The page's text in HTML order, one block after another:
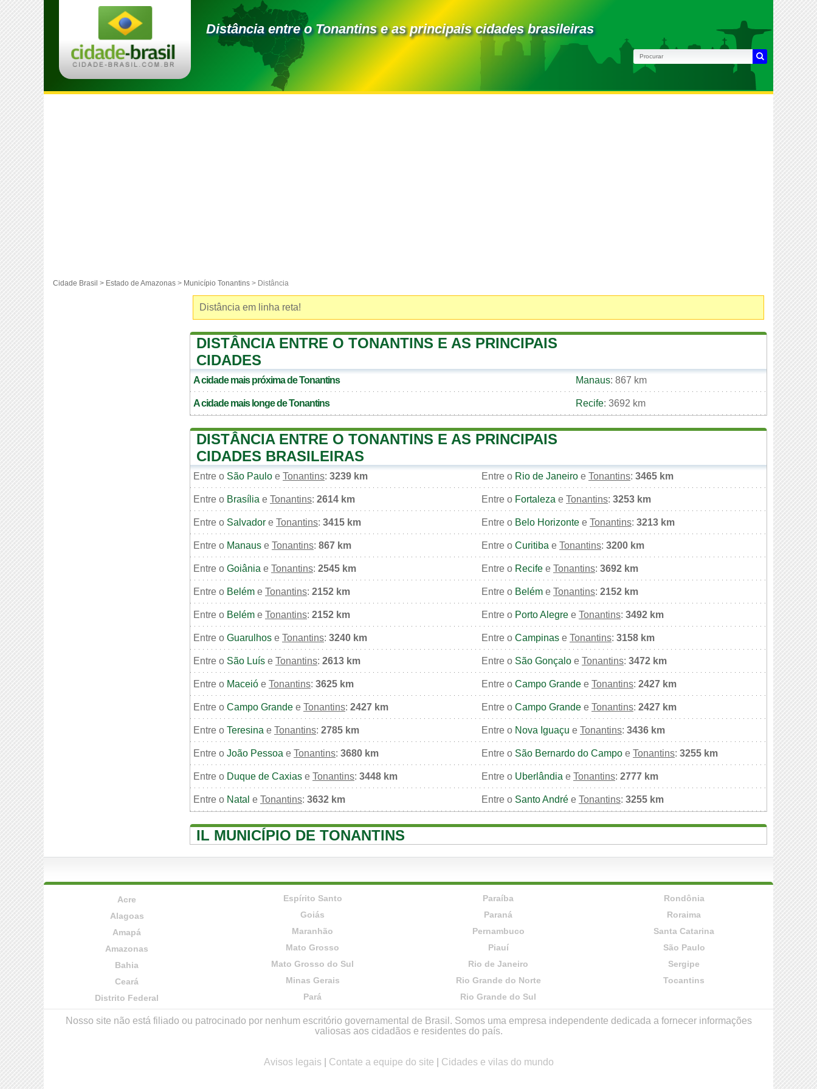
Distância entre o Tonantins e as principais cidades brasileiras
Cidade Brasil > Estado de Amazonas > Município Tonantins > Distância
Distância em linha reta!
DISTÂNCIA ENTRE O TONANTINS E AS PRINCIPAIS
CIDADES
A cidade mais próxima deTonantins Manaus: 867 km
A cidade mais longe deTonantins Recife: 3692 km
DISTÂNCIA ENTRE O TONANTINS E AS PRINCIPAIS
CIDADES BRASILEIRAS
Entre o São Paulo e Tonantins: 3239 km Entre o Rio de Janeiro e Tonantins: 3465 km
Entre o Brasília e Tonantins: 2614 km Entre o Fortaleza e Tonantins: 3253 km
Entre o Salvador e Tonantins: 3415 km Entre o Belo Horizonte e Tonantins: 3213 km
Entre o Manaus e Tonantins: 867 km Entre o Curitiba e Tonantins: 3200 km
Entre o Goiânia e Tonantins: 2545 km Entre o Recife e Tonantins: 3692 km
Entre o Belém e Tonantins: 2152 km Entre o Belém e Tonantins: 2152 km
Entre o Belém e Tonantins: 2152 km Entre o Porto Alegre e Tonantins: 3492 km
Entre o Guarulhos e Tonantins: 3240 km Entre o Campinas e Tonantins: 3158 km
Entre o São Luís e Tonantins: 2613 km Entre o São Gonçalo e Tonantins: 3472 km
Entre o Maceió e Tonantins: 3625 km Entre o Campo Grande e Tonantins: 2427 km
Entre o Campo Grande e Tonantins: 2427 km Entre o Campo Grande e Tonantins: 2427 km
Entre o Teresina e Tonantins: 2785 km Entre o Nova Iguaçu e Tonantins: 3436 km
Entre o João Pessoa e Tonantins: 3680 km Entre o São Bernardo do Campo e Tonantins: 3255 km
Entre o Duque de Caxias e Tonantins: 3448 km Entre o Uberlândia e Tonantins: 2777 km
Entre o Natal e Tonantins: 3632 km Entre o Santo André e Tonantins: 3255 km
IL MUNICÍPIO DE TONANTINS
Acre
Alagoas
Amapá
Amazonas
Bahia
Ceará
Distrito Federal
Espírito Santo
Goiás
Maranhão
Mato Grosso
Mato Grosso do Sul
Minas Gerais
Pará
Paraíba
Paraná
Pernambuco
Piauí
Rio de Janeiro
Rio Grande do Norte
Rio Grande do Sul
Rondônia
Roraima
Santa Catarina
São Paulo
Sergipe
Tocantins
Nosso site não está filiado ou patrocinado por nenhum escritório governamental de Brasil. Somos uma empresa independente dedicada a fornecer informações
valiosas aos cidadãos e residentes do país.
Avisos legais Contate a equipe do site Cidades e vilas do mundo